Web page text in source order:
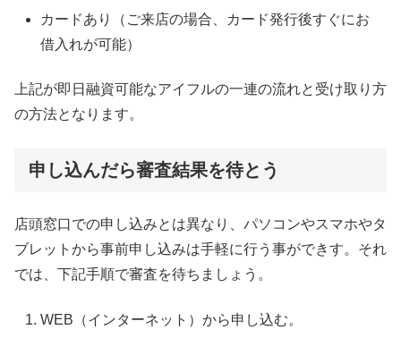
カードあり（ご来店の場合、カード発行後すぐにお
借入れが可能）
上記が即日融資可能なアイフルの一連の流れと受け取り方
の方法となります。
申し込んだら審査結果を待とう
店頭窓口での申し込みとは異なり、パソコンやスマホやタ
ブレットから事前申し込みは手軽に行う事ができす。それ
では、下記手順で審査を待ちましょう。
WEB（インターネット）から申し込む。